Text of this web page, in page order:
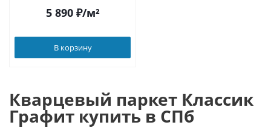
5 890₽/м²
В корзину
Кварцевый паркет Классик
Графит купить в СПб